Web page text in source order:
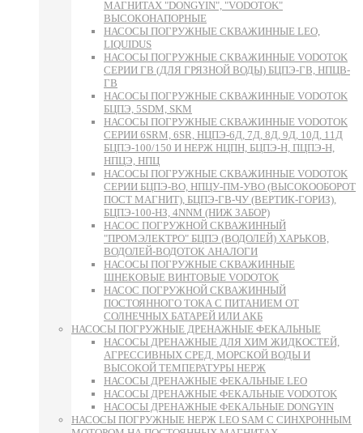
МАГНИТАХ "DONGYIN", "VODOTOK"
ВЫСОКОНАПОРНЫЕ
НАСОСЫ ПОГРУЖНЫЕ СКВАЖИННЫЕ LEO,
LIQUIDUS
НАСОСЫ ПОГРУЖНЫЕ СКВАЖИННЫЕ VODOTOK
СЕРИИ ГВ (ДЛЯ ГРЯЗНОЙ ВОДЫ) БЦПЭ-ГВ, НПЦВ-
ГВ
НАСОСЫ ПОГРУЖНЫЕ СКВАЖИННЫЕ VODOTOK
БЦПЭ, 5SDM, SKM
НАСОСЫ ПОГРУЖНЫЕ СКВАЖИННЫЕ VODOTOK
СЕРИИ 6SRM, 6SR, НЦПЭ-6Д, 7Д, 8Д, 9Д, 10Д, 11Д
БЦПЭ-100/150 И НЕРЖ НЦПН, БЦПЭ-Н, ПЦПЭ-Н,
НПЦЭ, НПЦ
НАСОСЫ ПОГРУЖНЫЕ СКВАЖИННЫЕ VODOTOK
СЕРИИ БЦПЭ-ВО, НПЦУ-ПМ-УВО (ВЫСОКООБОРОТ
ПОСТ МАГНИТ), БЦПЭ-ГВ-ЧУ (ВЕРТИК-ГОРИЗ),
БЦПЭ-100-НЗ, 4NNM (НИЖ ЗАБОР)
НАСОС ПОГРУЖНОЙ СКВАЖИННЫЙ
"ПРОМЭЛЕКТРО" БЦПЭ (ВОДОЛЕЙ) ХАРЬКОВ,
ВОДОЛЕЙ-ВОДОТОК АНАЛОГИ
НАСОСЫ ПОГРУЖНЫЕ СКВАЖИННЫЕ
ШНЕКОВЫЕ ВИНТОВЫЕ VODOTOK
НАСОС ПОГРУЖНОЙ СКВАЖИННЫЙ
ПОСТОЯННОГО ТОКА С ПИТАНИЕМ ОТ
СОЛНЕЧНЫХ БАТАРЕЙ ИЛИ АКБ
НАСОСЫ ПОГРУЖНЫЕ ДРЕНАЖНЫЕ ФЕКАЛЬНЫЕ
НАСОСЫ ДРЕНАЖНЫЕ ДЛЯ ХИМ ЖИДКОСТЕЙ,
АГРЕССИВНЫХ СРЕД, МОРСКОЙ ВОДЫ И
ВЫСОКОЙ ТЕМПЕРАТУРЫ НЕРЖ
НАСОСЫ ДРЕНАЖНЫЕ ФЕКАЛЬНЫЕ LEO
НАСОСЫ ДРЕНАЖНЫЕ ФЕКАЛЬНЫЕ VODOTOK
НАСОСЫ ДРЕНАЖНЫЕ ФЕКАЛЬНЫЕ DONGYIN
НАСОСЫ ПОГРУЖНЫЕ НЕРЖ LEO SAM С СИНХРОННЫМ